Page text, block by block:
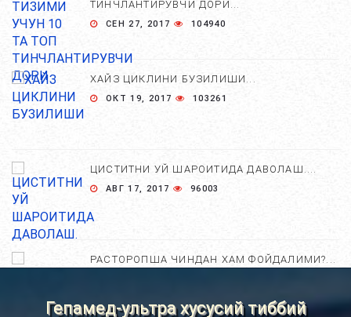
ТИНЧЛАНТИРУВЧИ ДОРИ...
СЕН 27, 2017 104940
ХАЙЗ ЦИКЛИНИ БУЗИЛИШИ...
ОКТ 19, 2017 103261
ЦИСТИТНИ УЙ ШАРОИТИДА ДАВОЛАШ....
АВГ 17, 2017 96003
РАСТОРОПША ЧИНДАН ХАМ ФОЙДАЛИМИ?...
Гепамед-ультра хусусий тиббий